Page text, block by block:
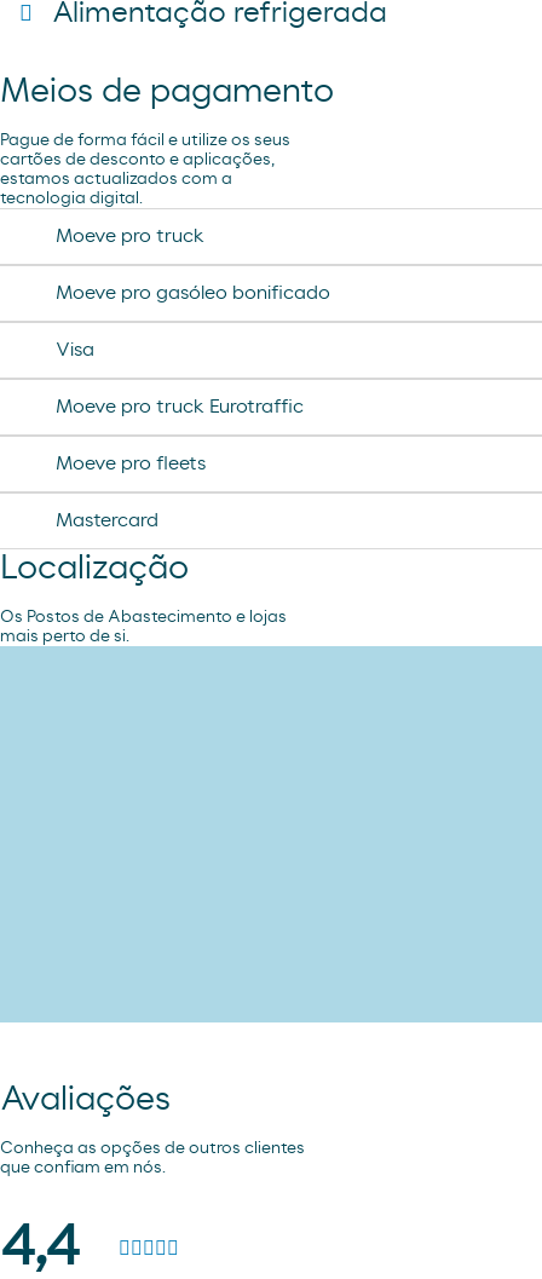
cheetos pandilla
compresas evax
tampax compak
desodorante spray axe
Alimentação refrigerada
coca cao shake
minifuet sticks
jamon curado navidul
chorizo revilla
helado magnun
helado calippo
Meios de pagamento
Pague de forma fácil e utilize os seus
cartões de desconto e aplicações,
estamos actualizados com a
tecnologia digital.
Moeve pro truck
Moeve pro gasóleo bonificado
Visa
Moeve pro truck Eurotraffic
Moeve pro fleets
Mastercard
Localização
Os Postos de Abastecimento e lojas
mais perto de si.
Avaliações
Conheça as opções de outros clientes
que confiam em nós.
4,4